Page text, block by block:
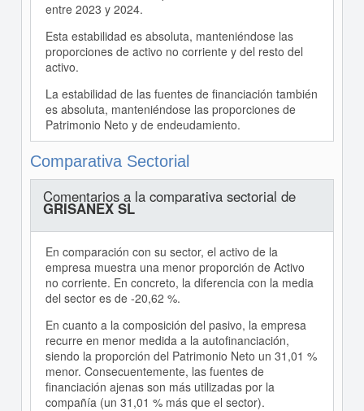
entre 2023 y 2024.
Esta estabilidad es absoluta, manteniéndose las
proporciones de activo no corriente y del resto del
activo.
La estabilidad de las fuentes de financiación también
es absoluta, manteniéndose las proporciones de
Patrimonio Neto y de endeudamiento.
Comparativa Sectorial
Comentarios a la comparativa sectorial de
GRISANEX SL
En comparación con su sector, el activo de la
empresa muestra una menor proporción de Activo
no corriente. En concreto, la diferencia con la media
del sector es de -20,62 %.
En cuanto a la composición del pasivo, la empresa
recurre en menor medida a la autofinanciación,
siendo la proporción del Patrimonio Neto un 31,01 %
menor. Consecuentemente, las fuentes de
financiación ajenas son más utilizadas por la
compañía (un 31,01 % más que el sector).